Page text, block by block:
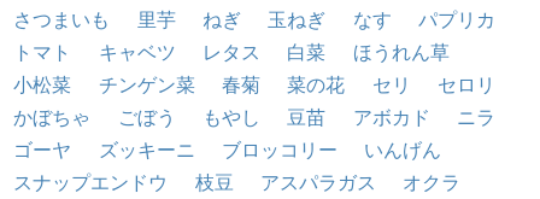
さつまいも
里芋 ねぎ 玉ねぎ なす
パプリカ
トマト
キャベツ レタス 白菜
ほうれん草
小松菜
チンゲン菜 春菊 菜の花 セリ
セロリ
かぼちゃ
ごぼう もやし 豆苗 アボカド
ニラ
ゴーヤ
ズッキーニ ブロッコリー
いんげん
スナップエンドウ
枝豆 アスパラガス オクラ